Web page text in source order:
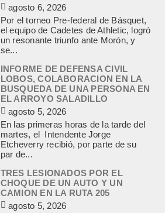
agosto 6, 2026
Por el torneo Pre-federal de Básquet,
el equipo de Cadetes de Athletic, logró
un resonante triunfo ante Morón, y
se...
INFORME DE DEFENSA CIVIL
LOBOS, COLABORACION EN LA
BUSQUEDA DE UNA PERSONA EN
EL ARROYO SALADILLO
agosto 5, 2026
En las primeras horas de la tarde del
martes, el Intendente Jorge
Etcheverry recibió, por parte de su
par de...
TRES LESIONADOS POR EL
CHOQUE DE UN AUTO Y UN
CAMION EN LA RUTA 205
agosto 5, 2026